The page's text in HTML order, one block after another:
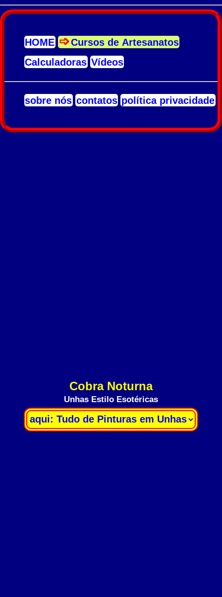
HOME
Cursos de Artesanatos
Calculadoras Vídeos
sobre nós contatos política privacidade
Cobra Noturna
Unhas Estilo Esotéricas